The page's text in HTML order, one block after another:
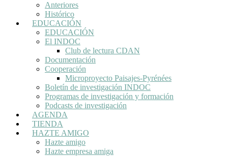
Anteriores
Histórico
EDUCACIÓN
EDUCACIÓN
El INDOC
Club de lectura CDAN
Documentación
Cooperación
Microproyecto Paisajes-Pyrénées
Boletín de investigación INDOC
Programas de investigación y formación
Podcasts de investigación
AGENDA
TIENDA
HAZTE AMIGO
Hazte amigo
Hazte empresa amiga